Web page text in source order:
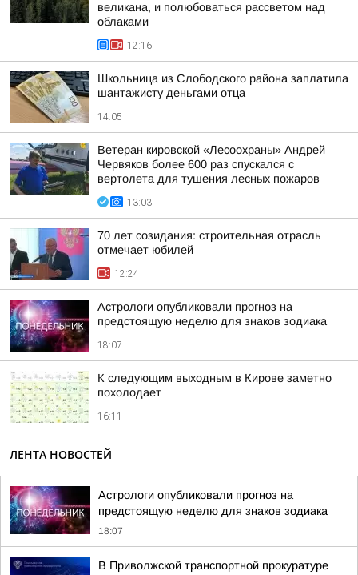
великана, и полюбоваться рассветом над
облаками
12:16
Школьница из Слободского района заплатила
шантажисту деньгами отца
14:05
Ветеран кировской «Лесоохраны» Андрей
Червяков более 600 раз спускался с
вертолета для тушения лесных пожаров
13:03
70 лет созидания: строительная отрасль
отмечает юбилей
12:24
Астрологи опубликовали прогноз на
предстоящую неделю для знаков зодиака
18:07
К следующим выходным в Кирове заметно
похолодает
16:11
ЛЕНТА НОВОСТЕЙ
Астрологи опубликовали прогноз на
предстоящую неделю для знаков зодиака
18:07
В Приволжской транспортной прокуратуре